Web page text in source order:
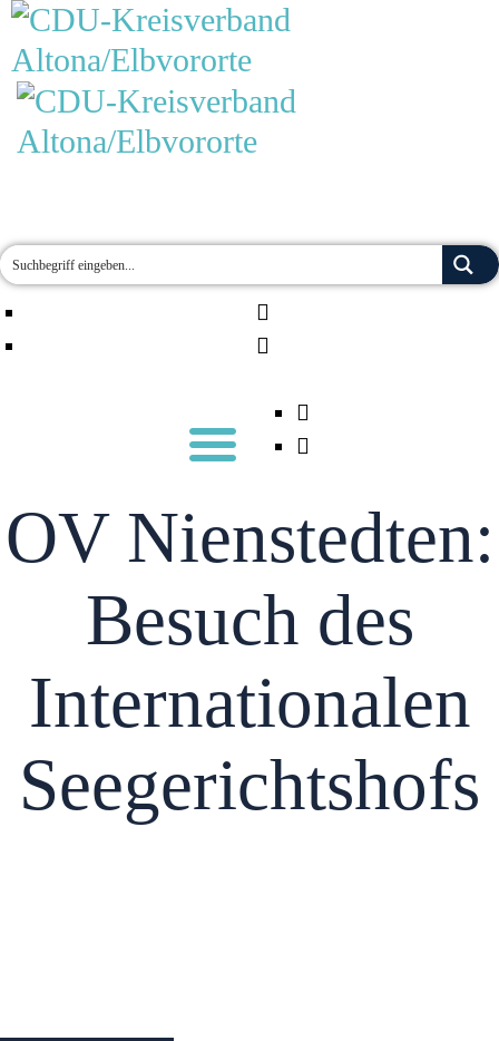
OV Nienstedten:
Besuch des
Internationalen
Seegerichtshofs
MOIN!
AKTUELLES
ÜBER UNS
ORTSVERBÄNDE
KONTAKT